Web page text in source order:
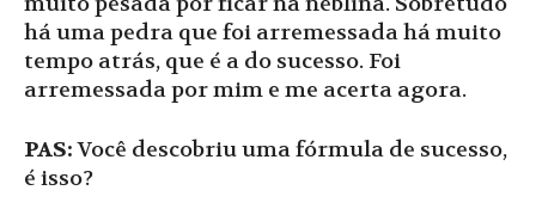
há uma pedra que foi arremessada há muito
tempo atrás, que é a do sucesso. Foi
arremessada por mim e me acerta agora.
PAS:Você descobriu uma fórmula de sucesso,
é isso?